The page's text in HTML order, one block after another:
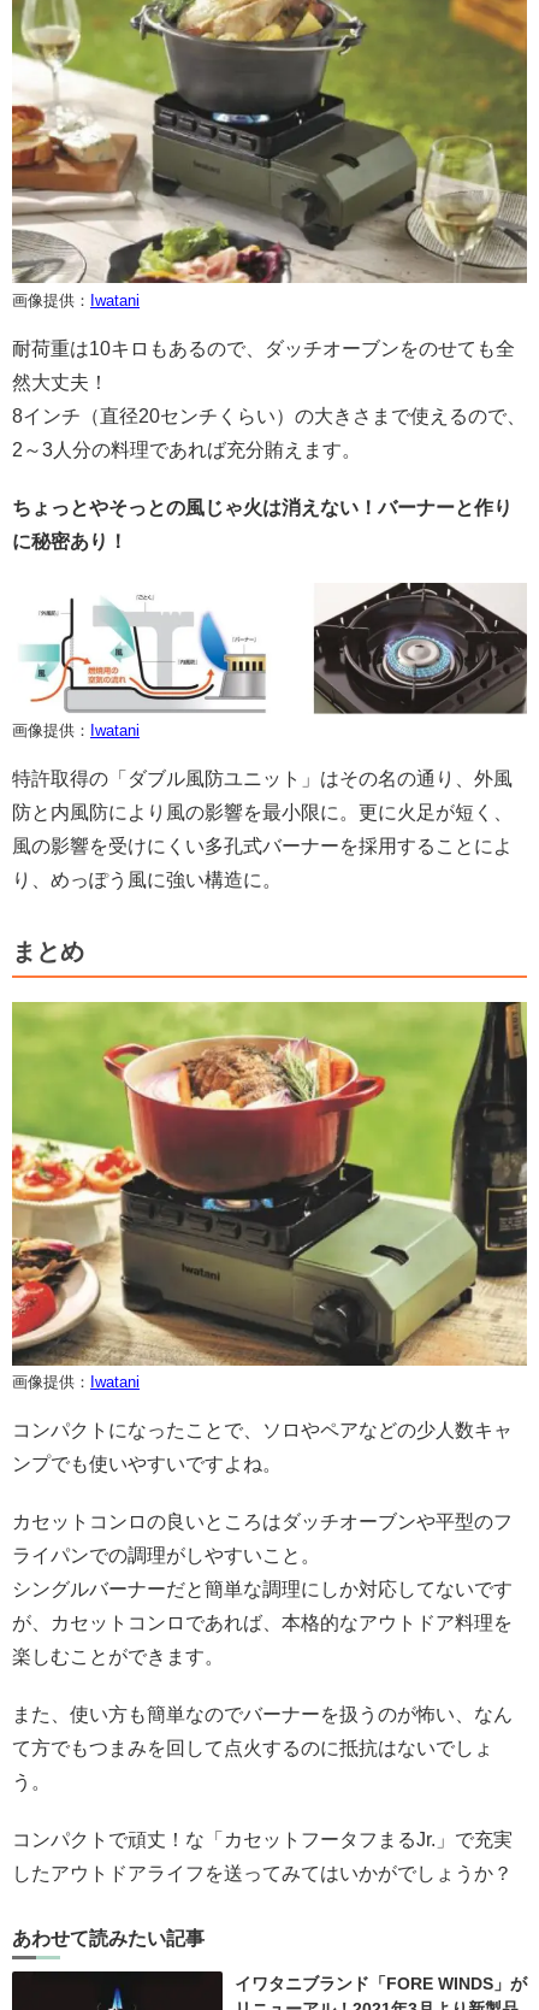
画像提供： Iwatani
耐荷重は10キロもあるので、ダッチオーブンをのせても全
然大丈夫！
8インチ（直径20センチくらい）の大きさまで使えるので、
2～3人分の料理であれば充分賄えます。
ちょっとやそっとの風じゃ火は消えない！バーナーと作り
に秘密あり！
画像提供： Iwatani
特許取得の「ダブル風防ユニット」はその名の通り、外風
防と内風防により風の影響を最小限に。更に火足が短く、
風の影響を受けにくい多孔式バーナーを採用することによ
り、めっぽう風に強い構造に。
まとめ
画像提供： Iwatani
コンパクトになったことで、ソロやペアなどの少人数キャ
ンプでも使いやすいですよね。
カセットコンロの良いところはダッチオーブンや平型のフ
ライパンでの調理がしやすいこと。
シングルバーナーだと簡単な調理にしか対応してないです
が、カセットコンロであれば、本格的なアウトドア料理を
楽しむことができます。
また、使い方も簡単なのでバーナーを扱うのが怖い、なん
て方でもつまみを回して点火するのに抵抗はないでしょ
う。
コンパクトで頑丈！な「カセットフータフまるJr.」で充実
したアウトドアライフを送ってみてはいかがでしょうか？
あわせて読みたい記事
イワタニブランド「FORE WINDS」が